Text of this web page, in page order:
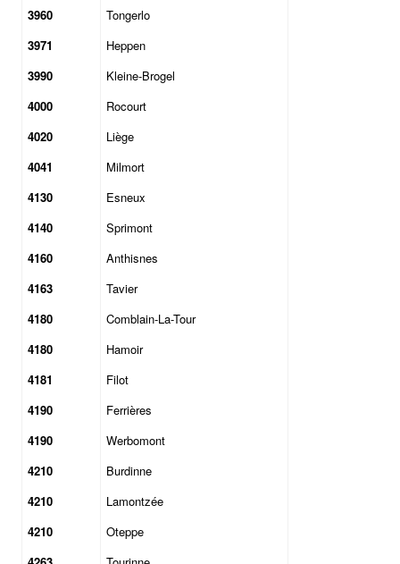
3960
Tongerlo
3971
Heppen
3990
Kleine-Brogel
4000
Rocourt
4020
Liège
4041
Milmort
4130
Esneux
4140
Sprimont
4160
Anthisnes
4163
Tavier
4180
Comblain-La-Tour
4180
Hamoir
4181
Filot
4190
Ferrières
4190
Werbomont
4210
Burdinne
4210
Lamontzée
4210
Oteppe